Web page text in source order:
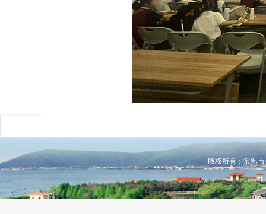
版权所有：常熟